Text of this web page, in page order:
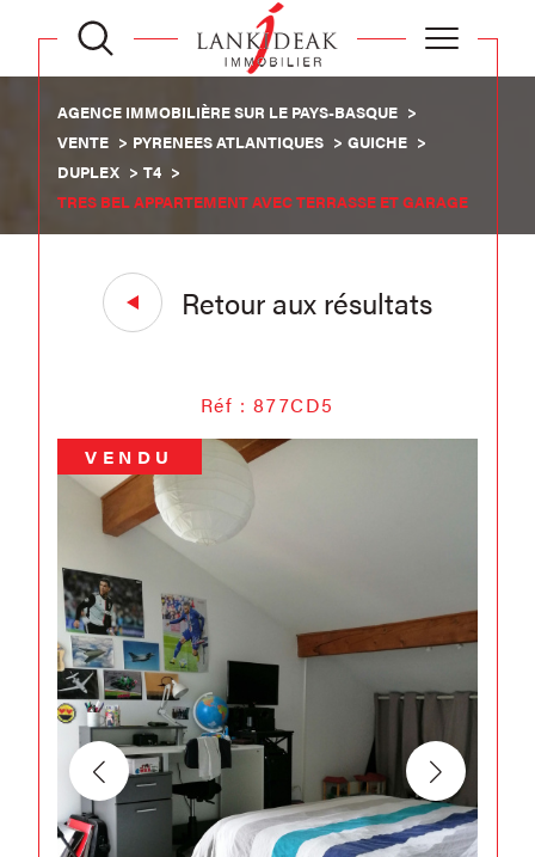
AGENCE IMMOBILIÈRE SUR LE PAYS-BASQUE
VENTE
PYRENEES ATLANTIQUES
GUICHE
DUPLEX
T4
TRES BEL APPARTEMENT AVEC TERRASSE ET GARAGE
Retour aux résultats
Réf : 877CD5
VENDU